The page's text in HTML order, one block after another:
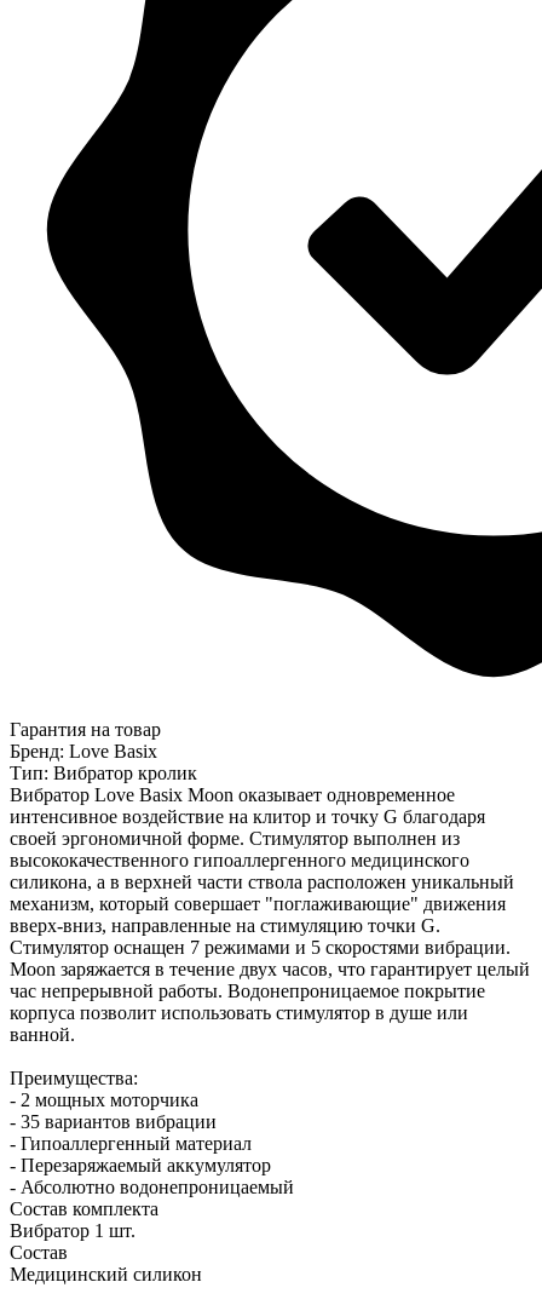
Гарантия на товар
Бренд: Love Basix
Тип: Вибратор кролик
Вибратор Love Basix Moon оказывает одновременное
интенсивное воздействие на клитор и точку G благодаря
своей эргономичной форме. Стимулятор выполнен из
высококачественного гипоаллергенного медицинского
силикона, а в верхней части ствола расположен уникальный
механизм, который совершает "поглаживающие" движения
вверх-вниз, направленные на стимуляцию точки G.
Стимулятор оснащен 7 режимами и 5 скоростями вибрации.
Moon заряжается в течение двух часов, что гарантирует целый
час непрерывной работы. Водонепроницаемое покрытие
корпуса позволит использовать стимулятор в душе или
ванной.
Преимущества:
- 2 мощных моторчика
- 35 вариантов вибрации
- Гипоаллергенный материал
- Перезаряжаемый аккумулятор
- Абсолютно водонепроницаемый
Состав комплекта
Вибратор 1 шт.
Состав
Медицинский силикон